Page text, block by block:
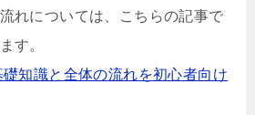
れについては、こちらの記事で
す。
知識と全体の流れを初心者向け